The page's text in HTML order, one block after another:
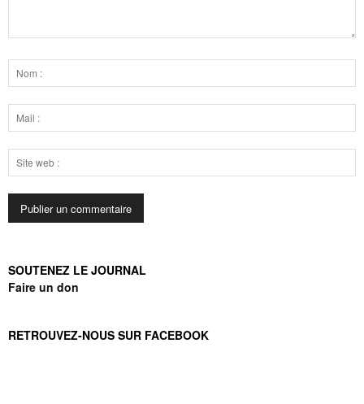
SOUTENEZ LE JOURNAL
Faire un don
RETROUVEZ-NOUS SUR FACEBOOK